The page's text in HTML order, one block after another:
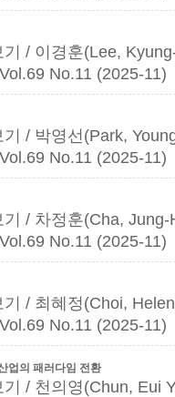
/ 이경훈(Lee,
No.11 (2025-11)
/ 박영선(Park,
No.11 (2025-11)
/ 차정훈(Cha, Jung-
No.11 (2025-11)
/ 최혜정(Choi,
No.11 (2025-11)
업의 패러다임 전환
/ 천의영(Chun, Eui